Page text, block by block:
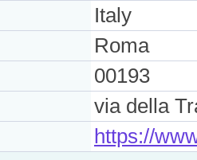
Italy
Roma
00193
via della
https://